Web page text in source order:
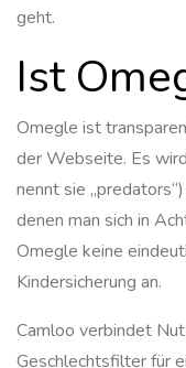
geht.
Ist
Omegle ist
der Webseite. Es
nennt sie
denen man sich in
Omegle keine
Kindersicherung an.
Camloo verbindet
Geschlechtsfilter für